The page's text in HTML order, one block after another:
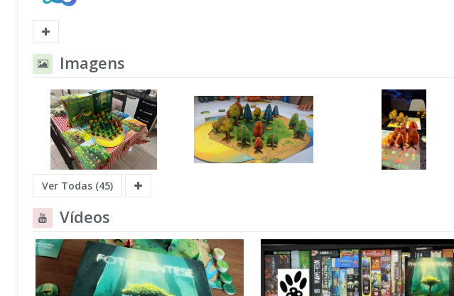
Imagens
Ver Todas (45)
Vídeos